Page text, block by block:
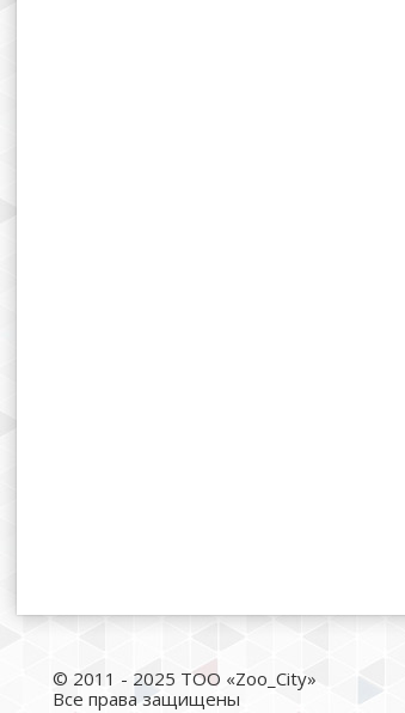
© 2011 - 2025 ТОО «Zoo_City»
Все права защищены